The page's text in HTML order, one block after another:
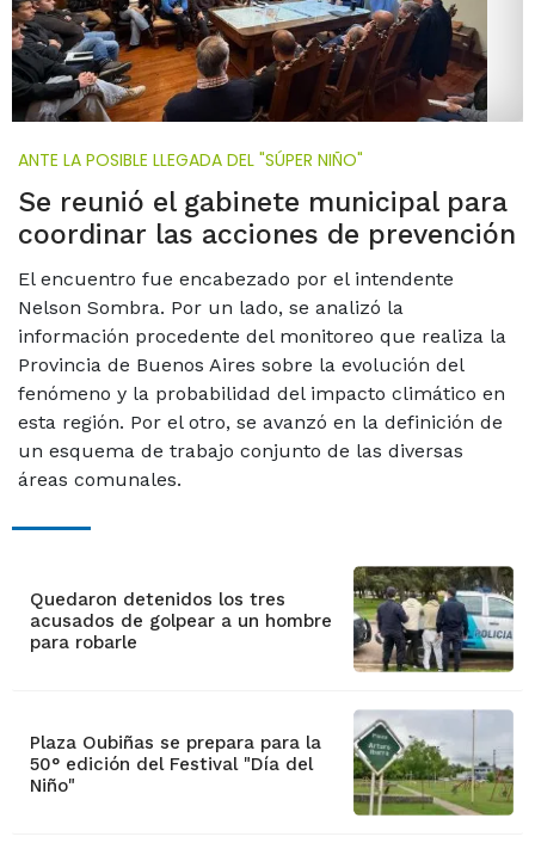
ANTE LA POSIBLE LLEGADA DEL "SÚPER NIÑO"
Se reunió el gabinete municipal para
coordinar las acciones de prevención
El encuentro fue encabezado por el intendente
Nelson Sombra. Por un lado, se analizó la
información procedente del monitoreo que realiza la
Provincia de Buenos Aires sobre la evolución del
fenómeno y la probabilidad del impacto climático en
esta región. Por el otro, se avanzó en la definición de
un esquema de trabajo conjunto de las diversas
áreas comunales.
Quedaron detenidos los tres
acusados de golpear a un hombre
para robarle
Plaza Oubiñas se prepara para la
50° edición del Festival "Día del
Niño"